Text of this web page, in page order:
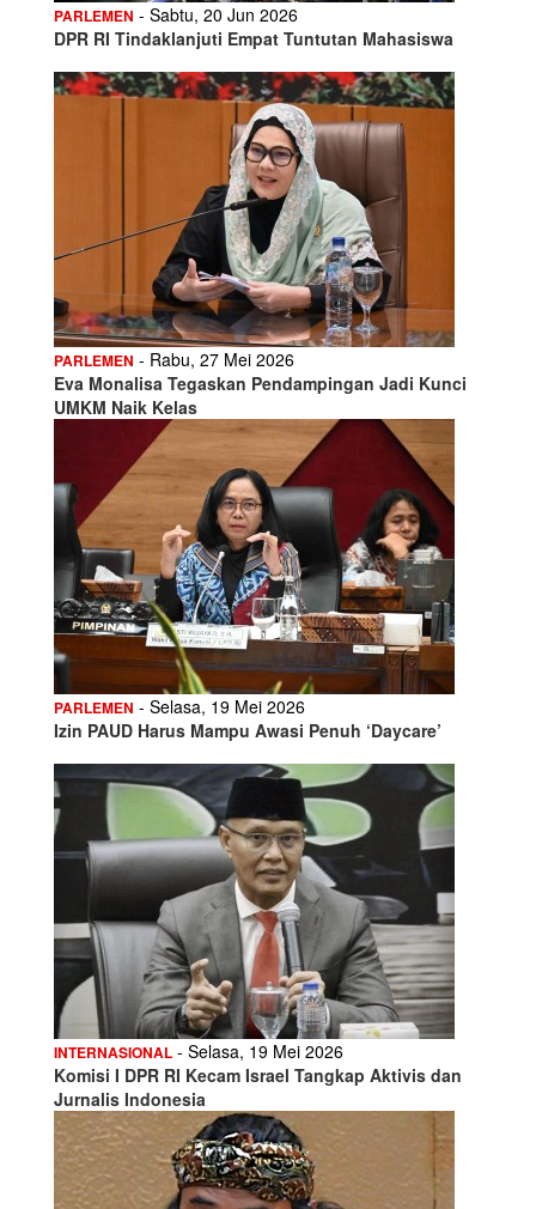
PARLEMEN - Sabtu, 20 Jun 2026
DPR RI Tindaklanjuti Empat Tuntutan Mahasiswa
PARLEMEN - Rabu, 27 Mei 2026
Eva Monalisa Tegaskan Pendampingan Jadi Kunci
UMKM Naik Kelas
PARLEMEN - Selasa, 19 Mei 2026
Izin PAUD Harus Mampu Awasi Penuh ‘Daycare’
INTERNASIONAL - Selasa, 19 Mei 2026
Komisi I DPR RI Kecam Israel Tangkap Aktivis dan
Jurnalis Indonesia